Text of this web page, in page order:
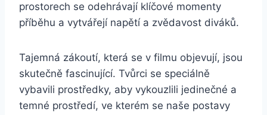
⁢prostorech se odehrávají⁣ klíčové momenty
příběhu​ a ⁢vytvářejí ⁤napětí a zvědavost ⁢diváků.
Tajemná zákoutí, ⁤která se v​ filmu objevují, jsou
skutečně fascinující. Tvůrci se‍ speciálně
vybavili prostředky, aby vykouzlili jedinečné a
temné prostředí,​ ve kterém se naše postavy⁣